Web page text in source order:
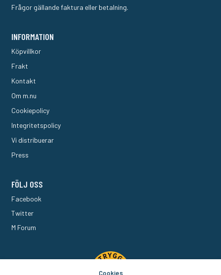
Frågor gällande faktura eller betalning.
INFORMATION
Köpvillkor
Frakt
Kontakt
Om m.nu
Cookiepolicy
Integritetspolicy
Vi distribuerar
Press
FÖLJ OSS
Facebook
Twitter
M Forum
Cookies